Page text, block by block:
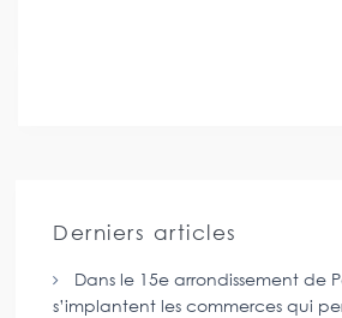
Derniers articles
Dans le 15e arrondissement de
s’implantent les commerces qui